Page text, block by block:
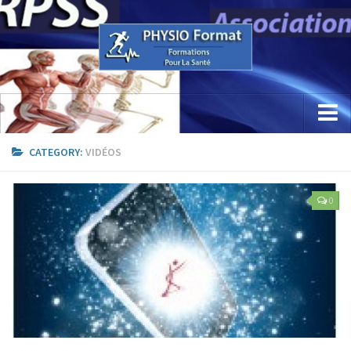
Accueil
Etude / Formation / Recherche
Parcours Professionnel
La Recherche
Sciences Physio Sport Santé
Appareillage & PhysioKine Sport Santé
Les Formations
CATEGORY: VIDÉOS
0